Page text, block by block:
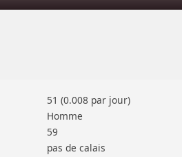
51 (0.008 par jour)
Homme
59
pas de calais